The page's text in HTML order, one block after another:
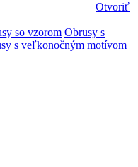
Otvoriť
so vzorom Obrusy s
s veľkonočným motívom